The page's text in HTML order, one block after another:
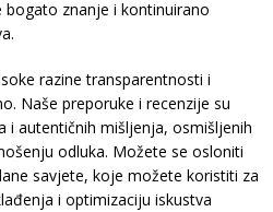
bogato znanje i kontinuirano
razine transparentnosti i
Naše preporuke i recenzije su
i autentičnih mišljenja, osmišljenih
odluka. Možete se osloniti
savjete, koje možete koristiti za
i optimizaciju iskustva